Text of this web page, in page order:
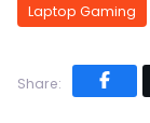
Laptop Gaming
Share: